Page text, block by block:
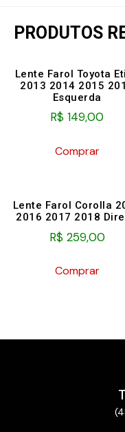
PRODUTOS
Lente Farol Toyota
2013 2014 2015
Esquerda
R$ 149,00
Comprar
Lente Farol Corolla
2016 2017 2018
R$259,00
Comprar